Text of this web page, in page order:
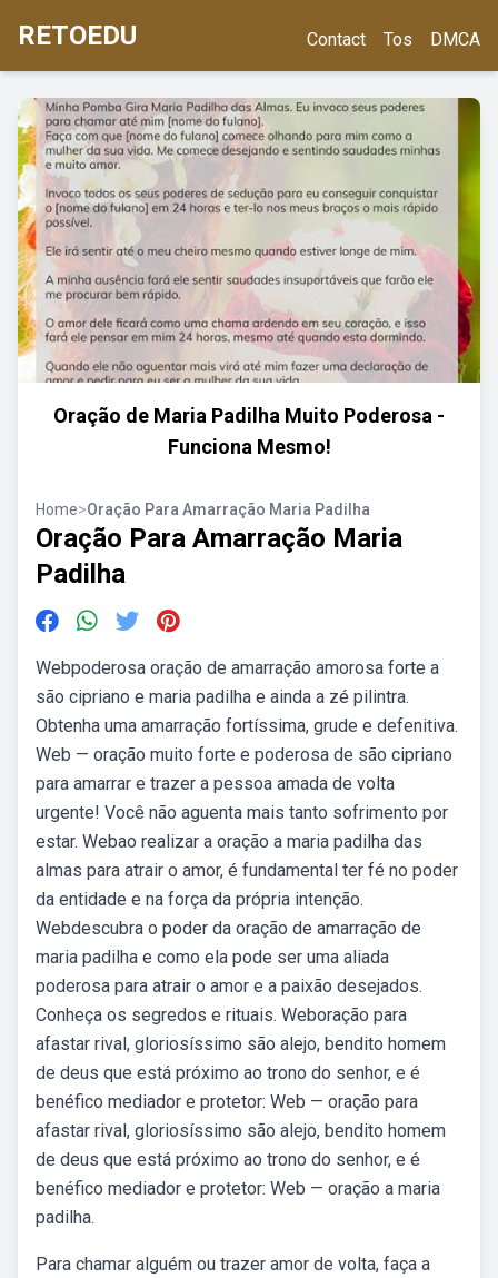
RETOEDU Contact Tos DMCA
Oração de Maria Padilha Muito Poderosa -
Funciona Mesmo!
Home>Oração Para Amarração Maria Padilha
Oração Para Amarração Maria
Padilha
Webpoderosa oração de amarração amorosa forte a
são cipriano e maria padilha e ainda a zé pilintra.
Obtenha uma amarração fortíssima, grude e defenitiva.
Web — oração muito forte e poderosa de são cipriano
para amarrar e trazer a pessoa amada de volta
urgente! Você não aguenta mais tanto sofrimento por
estar. Webao realizar a oração a maria padilha das
almas para atrair o amor, é fundamental ter fé no poder
da entidade e na força da própria intenção.
Webdescubra o poder da oração de amarração de
maria padilha e como ela pode ser uma aliada
poderosa para atrair o amor e a paixão desejados.
Conheça os segredos e rituais. Weboração para
afastar rival, gloriosíssimo são alejo, bendito homem
de deus que está próximo ao trono do senhor, e é
benéfico mediador e protetor: Web — oração para
afastar rival, gloriosíssimo são alejo, bendito homem
de deus que está próximo ao trono do senhor, e é
benéfico mediador e protetor: Web — oração a maria
padilha.
Para chamar alguém ou trazer amor de volta, faça a